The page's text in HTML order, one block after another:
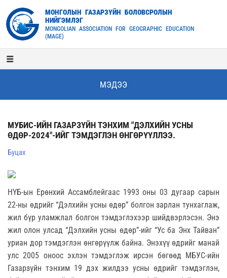
МОНГОЛЫН ГАЗАРЗҮЙН БОЛОВСРОЛЫН
НИЙГЭМЛЭГ
MONGOLIAN ASSOCIATION FOR GEOGRAPHIC EDUCATION
(MAGE)
МЭДЭЭ
МУБИС-ИЙН ГАЗАРЗҮЙН ТЭНХИМ "ДЭЛХИЙН УСНЫ
ӨДӨР-2024"-ИЙГ ТЭМДЭГЛЭН ӨНГӨРҮҮЛЛЭЭ.
Буцах
НҮБ-ын Ерөнхий Ассамблейгаас 1993 оны 03 дугаар сарын
22-ны өдрийг “Дэлхийн усны өдөр” болгон зарлан тунхаглаж,
жил бүр уламжлал болгон тэмдэглэхээр шийдвэрлэсэн. Энэ
жил олон улсад “Дэлхийн усны өдөр”-ийг “Ус ба Энх Тайван”
уриан дор тэмдэглэн өнгөрүүлж байна. Энэхүү өдрийг манай
улс 2005 оноос эхлэн тэмдэглэж ирсэн бөгөөд МБУС-ийн
Газарзүйн тэнхим 19 дэх жилдээ усны өдрийг тэмдэглэн,